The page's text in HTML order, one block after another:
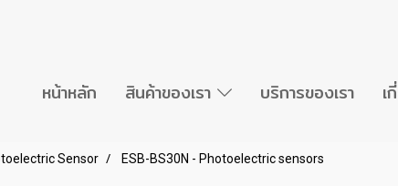
หน้าหลัก สินค้าของเรา บริการของเรา เ
Sensor ESB-BS30N - Photoelectric sensors